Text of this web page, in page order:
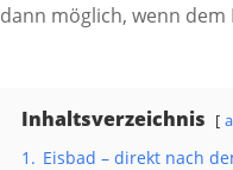
dann möglich, wenn dem
Inhaltsverzeichnis
1. Eisbad – direkt nach